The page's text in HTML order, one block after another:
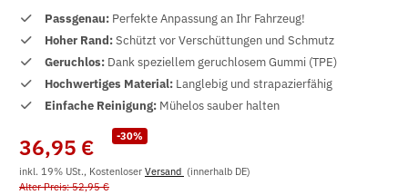
Passgenau: Perfekte Anpassung an Ihr Fahrzeug!
Hoher Rand:Schützt vor Verschüttungen und Schmutz
Geruchlos: Dank speziellem geruchlosem Gummi (TPE)
Hochwertiges Material: Langlebig und strapazierfähig
Einfache Reinigung: Mühelos sauber halten
-30%
36,95 €
inkl. 19% USt., Kostenloser Versand (innerhalb DE)
Alter Preis: 52,95 €